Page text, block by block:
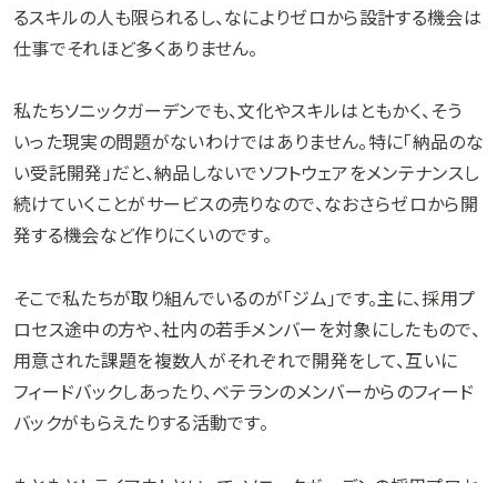
るスキルの人も限られるし、なによりゼロから設計する機会は
仕事でそれほど多くありません。
私たちソニックガーデンでも、文化やスキルはともかく、そう
いった現実の問題がないわけではありません。特に「納品のな
い受託開発」だと、納品しないでソフトウェアをメンテナンスし
続けていくことがサービスの売りなので、なおさらゼロから開
発する機会など作りにくいのです。
そこで私たちが取り組んでいるのが「ジム」です。主に、採用プ
ロセス途中の方や、社内の若手メンバーを対象にしたもので、
用意された課題を複数人がそれぞれで開発をして、互いに
フィードバックしあったり、ベテランのメンバーからのフィード
バックがもらえたりする活動です。